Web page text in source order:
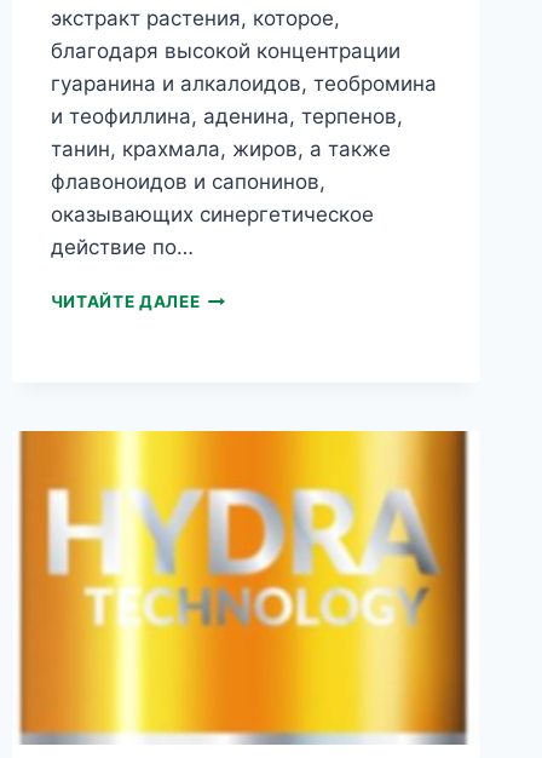
экстракт растения, которое,
благодаря высокой концентрации
гуаранина и алкалоидов, теобромина
и теофиллина, аденина, терпенов,
танин, крахмала, жиров, а также
флавоноидов и сапонинов,
оказывающих синергетическое
действие по…
ЧИТАЙТЕ ДАЛЕЕGUARANA